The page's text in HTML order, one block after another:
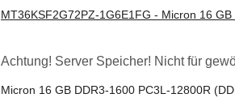
MT36KSF2G72PZ-1G6E1FG - Micron 16
Achtung! Server Speicher! Nicht für
Micron 16 GB DDR3-1600 PC3L-12800R